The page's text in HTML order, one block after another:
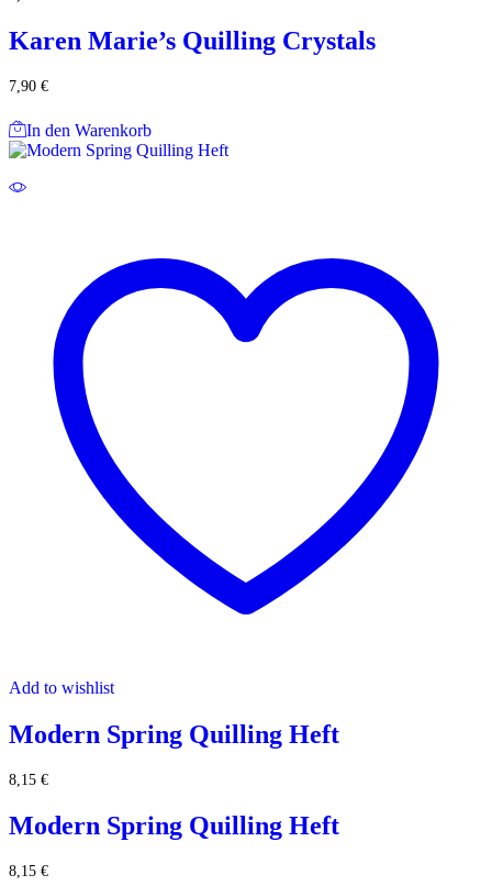
Karen Marie’s Quilling Crystals
7,90 €
In den Warenkorb
Add to wishlist
Modern Spring Quilling Heft
8,15 €
Modern Spring Quilling Heft
8,15 €